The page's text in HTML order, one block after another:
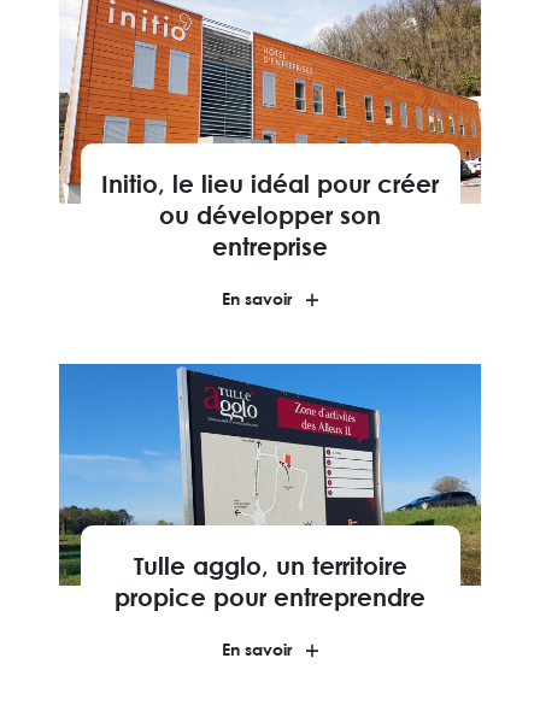
Initio, le lieu idéal pour créer
ou développer son
entreprise
En savoir
Tulle agglo, un territoire
propice pour entreprendre
En savoir